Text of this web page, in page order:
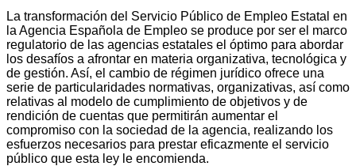
La transformación del Servicio Público de Empleo Estatal en
la Agencia Española de Empleo se produce por ser el marco
regulatorio de las agencias estatales el óptimo para abordar
los desafíos a afrontar en materia organizativa, tecnológica y
de gestión. Así, el cambio de régimen jurídico ofrece una
serie de particularidades normativas, organizativas, así como
relativas al modelo de cumplimiento de objetivos y de
rendición de cuentas que permitirán aumentar el
compromiso con la sociedad de la agencia, realizando los
esfuerzos necesarios para prestar eficazmente el servicio
público que esta ley le encomienda.